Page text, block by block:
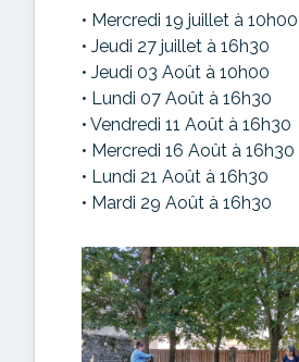
• Mercredi 19 juillet à 10h00
• Jeudi 27 juillet à 16h30
• Jeudi 03 Août à 10h00
• Lundi 07 Août à 16h30
• Vendredi 11 Août à 16h30
• Mercredi 16 Août à 16h30
• Lundi 21 Août à 16h30
• Mardi 29 Août à 16h30